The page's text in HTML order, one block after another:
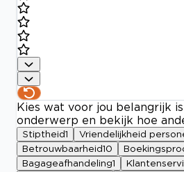
Kies wat voor jou belangrijk is
onderwerp en bekijk hoe
Stiptheid1 Vriendelijkheid
Betrouwbaarheid10
Bagageafhandeling1